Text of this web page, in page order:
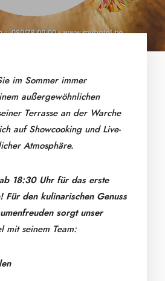
im Sommer immer
außergewöhnlichen
Terrasse an der Warche
auf Showcooking und Live-
Atmosphäre.
18:30 Uhr für das erste
Für den kulinarischen Genuss
sorgt unser
mit seinem Team: